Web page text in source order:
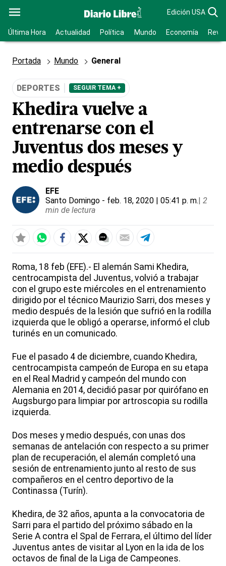
Edición USA
Última Hora Actualidad Política Mundo Economía
Portada Mundo General
DEPORTES SEGUIR TEMA +
Khedira vuelve a
entrenarse con el
Juventus dos meses y
medio después
EFE
Santo Domingo - feb. 18, 2020 | 05:41 p. m.| 2
min de lectura
Roma, 18 feb (EFE).- El alemán Sami Khedira,
centrocampista del Juventus, volvió a trabajar
con el grupo este miércoles en el entrenamiento
dirigido por el técnico Maurizio Sarri, dos meses y
medio después de la lesión que sufrió en la rodilla
izquierda que le obligó a operarse, informó el club
turinés en un comunicado.
Fue el pasado 4 de diciembre, cuando Khedira,
centrocampista campeón de Europa en su etapa
en el Real Madrid y campeón del mundo con
Alemania en 2014, decidió pasar por quirófano en
Augsburgo para limpiar por artroscopia su rodilla
izquierda.
Dos meses y medio después, con unas dos
semanas de antelación con respecto a su primer
plan de recuperación, el alemán completó una
sesión de entrenamiento junto al resto de sus
compañeros en el centro deportivo de la
Continassa (Turín).
Khedira, de 32 años, apunta a la convocatoria de
Sarri para el partido del próximo sábado en la
Serie A contra el Spal de Ferrara, el último del líder
Juventus antes de visitar al Lyon en la ida de los
octavos de final de la Liga de Campeones.